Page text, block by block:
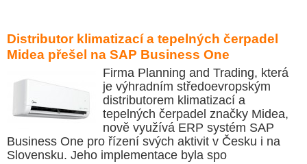
Distributor klimatizací a tepelných čerpadel
Midea přešel na SAP Business One
Firma Planning and Trading, která
je výhradním středoevropským
distributorem klimatizací a
tepelných čerpadel značky Midea,
nově využívá ERP systém SAP
Business One pro řízení svých aktivit v Česku i na
Slovensku. Jeho implementace byla spo